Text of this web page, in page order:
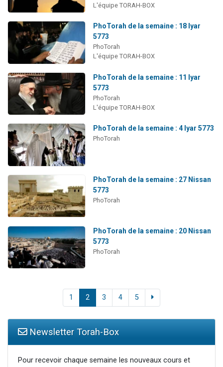
L'équipe TORAH-BOX
PhoTorah de la semaine : 18 Iyar
5773
PhoTorah
L'équipe TORAH-BOX
PhoTorah de la semaine : 11 Iyar
5773
PhoTorah
L'équipe TORAH-BOX
PhoTorah de la semaine : 4 Iyar 5773
PhoTorah
PhoTorah de la semaine : 27 Nissan
5773
PhoTorah
PhoTorah de la semaine : 20 Nissan
5773
PhoTorah
1 2 3 4 5
Newsletter Torah-Box
Pour recevoir chaque semaine les nouveaux cours et